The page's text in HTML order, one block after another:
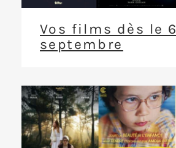
Vos films dès le 6
septembre